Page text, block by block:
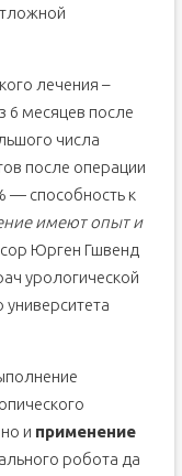
лечения –
6 месяцев после
числа
после операции
— способность к
имеют опыт и
Юрген Гшвенд
урологической
университета
и применение
робота да